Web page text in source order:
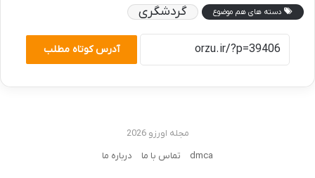
دسته های هم موضوع گردشگری
آدرس کوتاه مطلب
مجله اورزو 2026
dmca
تماس با ما درباره ما